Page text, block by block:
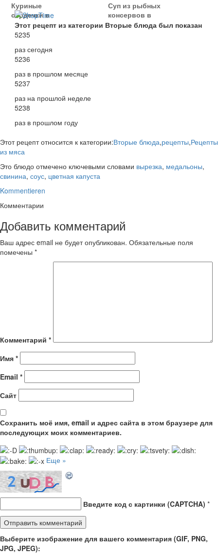
Куриные
сердечки в
коричневом
соусе с
Суп из рыбных
консервов в
томатном соусе
Этот рецепт из категории Вторые блюда был показан
5235
раз сегодня
5236
раз в прошлом месяце
5237
раз на прошлой неделе
5238
раз в прошлом году
Этот рецепт относится к категории:Вторые блюда,рецепты,Рецепты
из мяса
Это блюдо отмечено ключевыми словами вырезка, медальоны,
свинина, соус, цветная капуста
Kommentieren
Комментарии
Добавить комментарий
Ваш адрес email не будет опубликован. Обязательные поля
помечены *
Комментарий *
Имя *
Email *
Сайт
Сохранить моё имя, email и адрес сайта в этом браузере для
последующих моих комментариев.
Еще »
Введите код с картинки (CAPTCHA) *
Выберите изображение для вашего комментария (GIF, PNG,
JPG, JPEG):